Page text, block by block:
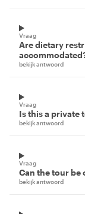
Vraag
Are dietary
bekijk antwoord
Vraag
Is this a private
bekijk antwoord
Vraag
Can the tour be
bekijk antwoord